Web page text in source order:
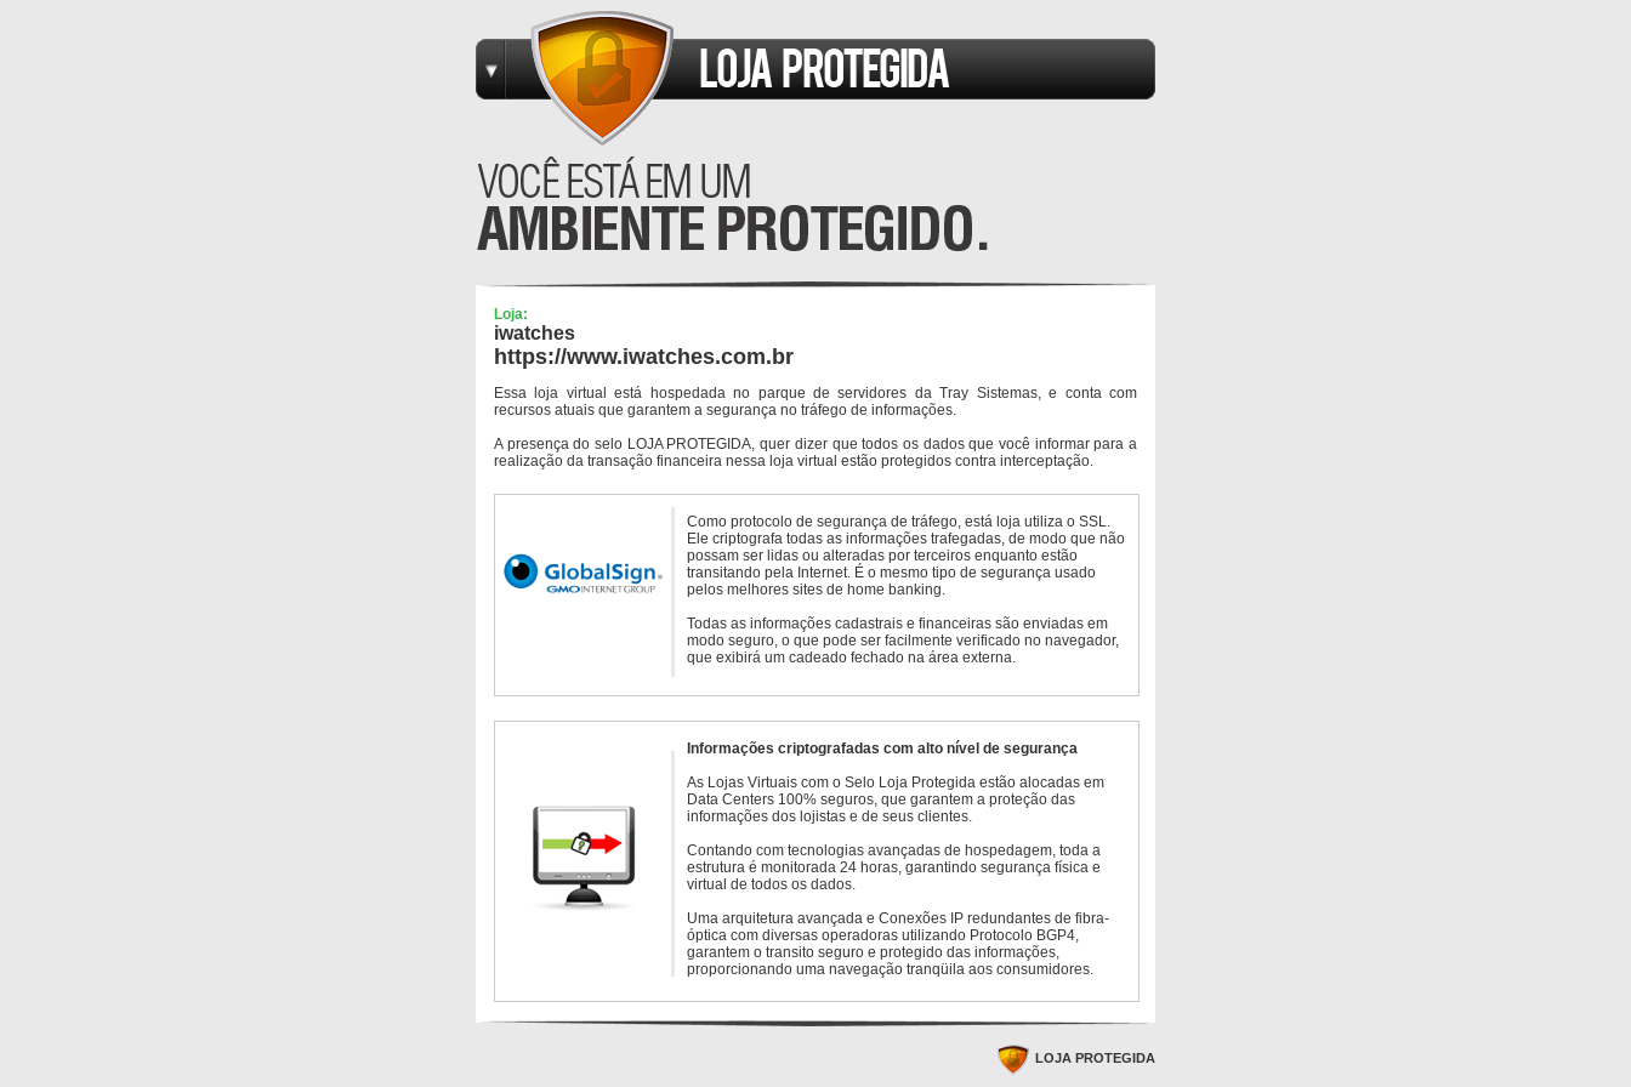
Loja:
iwatches
https://www.iwatches.com.br
Essa loja virtual está hospedada no parque de servidores da Tray Sistemas, e conta com
recursos atuais que garantem a segurança no tráfego de informações.
A presença do selo LOJA PROTEGIDA, quer dizer que todos os dados que você informar para a
realização da transação financeira nessa loja virtual estão protegidos contra interceptação.
Como protocolo de segurança de tráfego, está loja utiliza o SSL.
Ele criptografa todas as informações trafegadas, de modo que não
possam ser lidas ou alteradas por terceiros enquanto estão
transitando pela Internet. É o mesmo tipo de segurança usado
pelos melhores sites de home banking.
Todas as informações cadastrais e financeiras são enviadas em
modo seguro, o que pode ser facilmente verificado no navegador,
que exibirá um cadeado fechado na área externa.
Informações criptografadas com alto nível de segurança
As Lojas Virtuais com o Selo Loja Protegida estão alocadas em
Data Centers 100% seguros, que garantem a proteção das
informações dos lojistas e de seus clientes.
Contando com tecnologias avançadas de hospedagem, toda a
estrutura é monitorada 24 horas, garantindo segurança física e
virtual de todos os dados.
Uma arquitetura avançada e Conexões IP redundantes de fibra-
óptica com diversas operadoras utilizando Protocolo BGP4,
garantem o transito seguro e protegido das informações,
proporcionando uma navegação tranqüila aos consumidores.
LOJA PROTEGIDA